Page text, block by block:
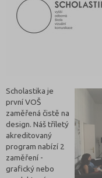
Scholastika je
první VOŠ
zaměřená čistě na
design. Náš tříletý
akreditovaný
program nabízí 2
zaměření -
grafický nebo